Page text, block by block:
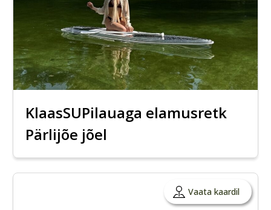
KlaasSUPilauaga elamusretk
Pärlijõe jõel
Vaata kaardil